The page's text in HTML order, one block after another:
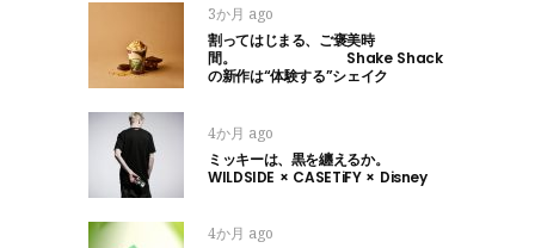
3か月 ago
割ってはじまる、ご褒美時
間。 Shake Shack
の新作は“体験する”シェイク
4か月 ago
ミッキーは、黒を纏えるか。
WILDSIDE × CASETiFY × Disney
4か月 ago